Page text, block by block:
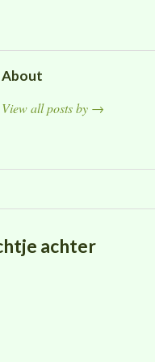
About
View all posts by →
achter